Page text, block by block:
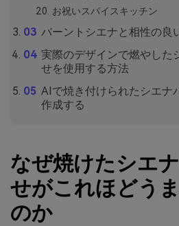
お祝いスパイスキッチン
バーントシエナと相性の良
実際のデザインで燃やした
せを使用する方法
AIで焼き付けられたシエナ
作成する
なぜ焼けたシエ
せがこれほどう
のか